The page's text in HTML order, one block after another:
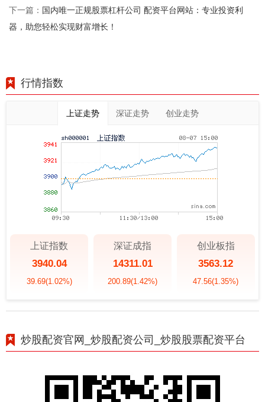
下一篇： 国内唯一正规股票杠杆公司 配资平台网站：专业投资利
器，助您轻松实现财富增长！
行情指数
上证走势 深证走势 创业走势
上证指数
3940.04
39.69(1.02%)
深证成指
14311.01
200.89(1.42%)
创业板指
3563.12
47.56(1.35%)
炒股配资官网_炒股配资公司_炒股股票配资平台